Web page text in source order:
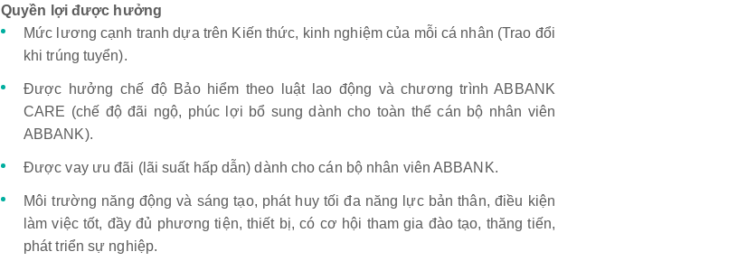
Quyền lợi được hưởng
Mức lương cạnh tranh dựa trên Kiến thức, kinh nghiệm của mỗi cá nhân (Trao đổi
khi trúng tuyển).
Được hưởng chế độ Bảo hiểm theo luật lao động và chương trình ABBANK
CARE (chế độ đãi ngộ, phúc lợi bổ sung dành cho toàn thể cán bộ nhân viên
ABBANK).
Được vay ưu đãi (lãi suất hấp dẫn) dành cho cán bộ nhân viên ABBANK.
Môi trường năng động và sáng tạo, phát huy tối đa năng lực bản thân, điều kiện
làm việc tốt, đầy đủ phương tiện, thiết bị, có cơ hội tham gia đào tạo, thăng tiến,
phát triển sự nghiệp.